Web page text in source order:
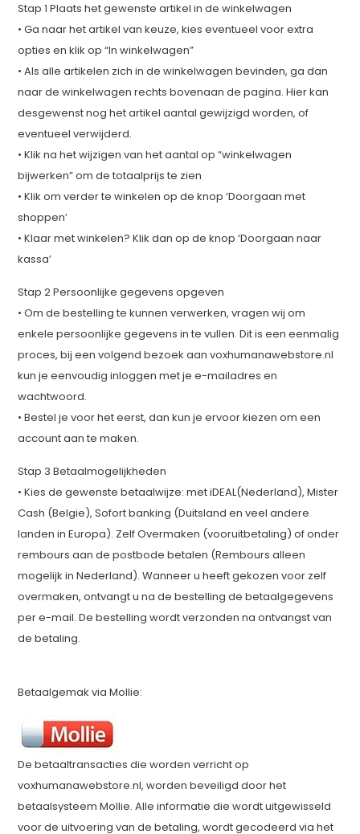
Stap 1 Plaats het gewenste artikel in de winkelwagen
• Ga naar het artikel van keuze, kies eventueel voor extra
opties en klik op “In winkelwagen”
• Als alle artikelen zich in de winkelwagen bevinden, ga dan
naar de winkelwagen rechts bovenaan de pagina. Hier kan
desgewenst nog het artikel aantal gewijzigd worden, of
eventueel verwijderd.
• Klik na het wijzigen van het aantal op “winkelwagen
bijwerken” om de totaalprijs te zien
• Klik om verder te winkelen op de knop ‘Doorgaan met
shoppen’
• Klaar met winkelen? Klik dan op de knop ‘Doorgaan naar
kassa’
Stap 2 Persoonlijke gegevens opgeven
• Om de bestelling te kunnen verwerken, vragen wij om
enkele persoonlijke gegevens in te vullen. Dit is een eenmalig
proces, bij een volgend bezoek aan voxhumanawebstore.nl
kun je eenvoudig inloggen met je e-mailadres en
wachtwoord.
• Bestel je voor het eerst, dan kun je ervoor kiezen om een
account aan te maken.
Stap 3 Betaalmogelijkheden
• Kies de gewenste betaalwijze: met iDEAL(Nederland), Mister
Cash (Belgie), Sofort banking (Duitsland en veel andere
landen in Europa). Zelf Overmaken (vooruitbetaling) of onder
rembours aan de postbode betalen (Rembours alleen
mogelijk in Nederland). Wanneer u heeft gekozen voor zelf
overmaken, ontvangt u na de bestelling de betaalgegevens
per e-mail. De bestelling wordt verzonden na ontvangst van
de betaling.
Betaalgemak via Mollie:
De betaaltransacties die worden verricht op
voxhumanawebstore.nl, worden beveiligd door het
betaalsysteem Mollie. Alle informatie die wordt uitgewisseld
voor de uitvoering van de betaling, wordt gecodeerd via het